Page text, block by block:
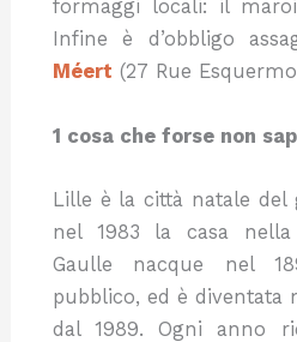
formaggi locali: il
Infine è d’obbligo
Méert (27 Rue
1 cosa che forse non
Lille è la città natale del
nel 1983 la casa
Gaulle nacque nel
pubblico, ed è diventata
dal 1989. Ogni anno